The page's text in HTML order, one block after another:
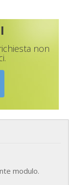
non
modulo.